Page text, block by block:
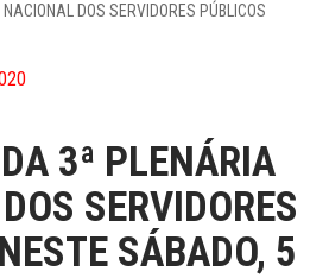
DOS SERVIDORES PÚBLICOS
3ª PLENÁRIA
SERVIDORES
SÁBADO, 5